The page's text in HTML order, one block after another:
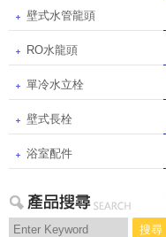
壁式水管龍頭
RO水龍頭
單冷水立栓
壁式長栓
浴室配件
搜尋